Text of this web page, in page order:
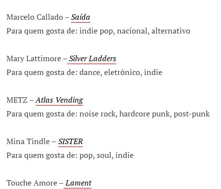
Marcelo Callado –Saída
Para quem gosta de: indie pop, nacional, alternativo
Mary Lattimore –Silver Ladders
Para quem gosta de: dance, eletrônico, indie
METZ –Atlas Vending
Para quem gosta de: noise rock, hardcore punk, post-punk
Mina Tindle – SISTER
Para quem gosta de: pop, soul, indie
Touche Amore –Lament